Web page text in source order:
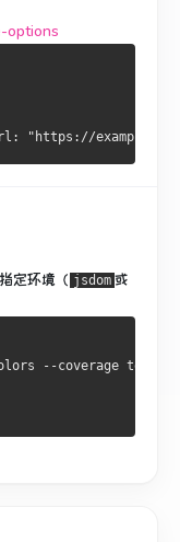
options
"https://
定环境（ jsdom 或
--coverage test",